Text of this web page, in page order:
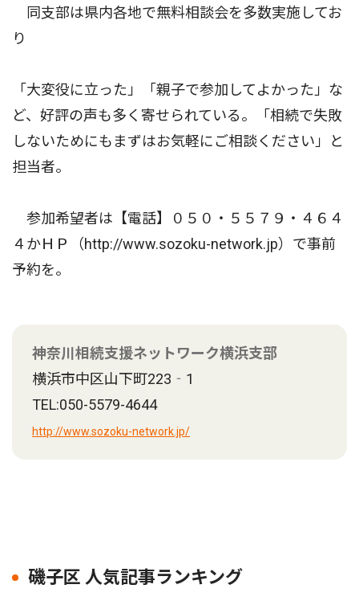
同支部は県内各地で無料相談会を多数実施してお
り
「大変役に立った」「親子で参加してよかった」な
ど、好評の声も多く寄せられている。「相続で失敗
しないためにもまずはお気軽にご相談ください」と
担当者。
参加希望者は【電話】０５０・５５７９・４６４
４かＨＰ（http://www.sozoku-network.jp）で事前
予約を。
神奈川相続支援ネットワーク横浜支部
横浜市中区山下町223‐1
TEL:050-5579-4644
http://www.sozoku-network.jp/
磯子区 人気記事ランキング